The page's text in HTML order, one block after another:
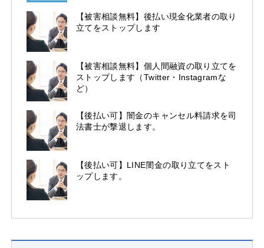
【被害相談無料】後払い現金化業者の取り
立てをストップします
【被害相談無料】個人間融資の取り立てを
ストップします（Twitter・Instagramな
ど）
【後払い可】闇金のキャンセル料請求を司
法書士が撃退します。
【後払い可】LINE闇金の取り立てをスト
ップします。